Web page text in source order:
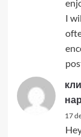
I
17